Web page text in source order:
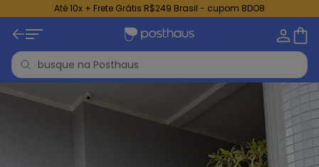
Até 10x + Frete Grátis R$249 Brasil - cupom 8DO8